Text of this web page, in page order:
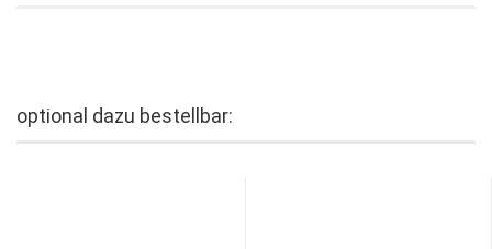
optional dazu bestellbar: